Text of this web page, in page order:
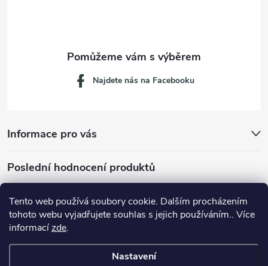
Tento web používá soubory cookie. Dalším procházením
tohoto webu vyjadřujete souhlas s jejich používáním.. Více
informacízde.
Nastavení
Informace pro vás
Najdete nás na Facebooku
Poslední hodnocení produktů
Dávkovací lžička na mletou kávu 53132C8134